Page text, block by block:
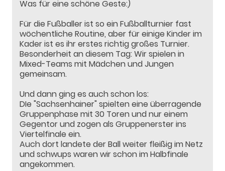
Was für eine schöne Geste:)
Für die Fußballer ist so ein Fußballturnier fast
wöchentliche Routine, aber für einige Kinder im
Kader ist es ihr erstes richtig großes Turnier.
Besonderheit an diesem Tag: Wir spielen in
Mixed-Teams mit Mädchen und Jungen
gemeinsam.
Und dann ging es auch schon los:
DIe "Sachsenhainer" spielten eine überragende
Gruppenphase mit 30 Toren und nur einem
Gegentor und zogen als Gruppenerster ins
Viertelfinale ein.
Auch dort landete der Ball weiter fleißig im Netz
und schwups waren wir schon im Halbfinale
angekommen.